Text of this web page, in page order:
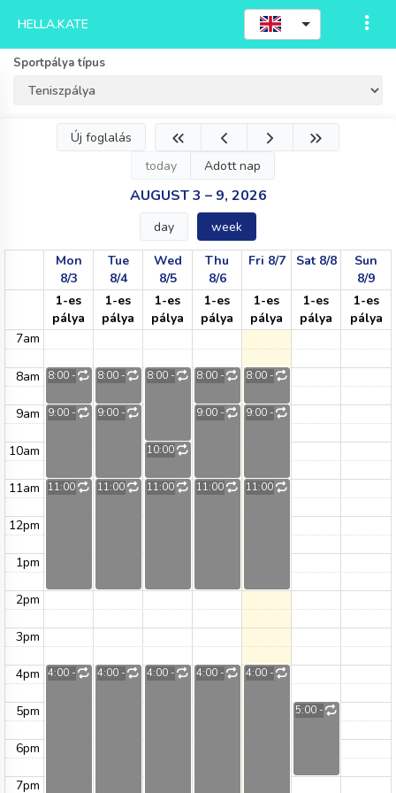
HELLA.KATE
Sportpálya típus
Új foglalás
today
Adott nap
AUGUST 3 – 9, 2026
day week
Mon
8/3
Tue
8/4
Wed
8/5
Thu
8/6
Fri 8/7 Sat 8/8
Sun
8/9
1-es
pálya
1-es
pálya
1-es
pálya
1-es
pálya
1-es
pálya
1-es
pálya
1-es
pálya
7am
8am
9am
10am
11am
12pm
1pm
2pm
3pm
4pm
5pm
6pm
7pm
8:00 - 9:00
9:00 - 11:00
11:00 - 2:00
4:00 - 8:00
8:00 - 9:00
9:00 - 11:00
11:00 - 2:00
4:00 - 8:00
8:00 - 10:00
10:00 - 11:00
11:00 - 2:00
4:00 - 8:00
8:00 - 9:00
9:00 - 11:00
11:00 - 2:00
4:00 - 8:00
8:00 - 9:00
9:00 - 11:00
11:00 - 2:00
4:00 - 8:00
5:00 - 7:00